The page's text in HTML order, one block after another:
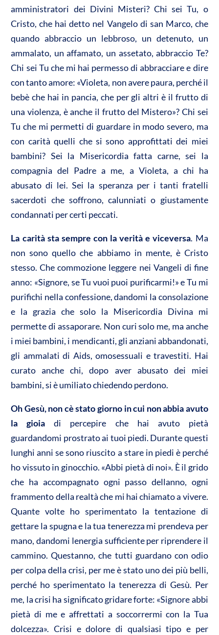
amministratori dei Divini Misteri? Chi sei Tu, o
Cristo, che hai detto nel Vangelo di san Marco, che
quando abbraccio un lebbroso, un detenuto, un
ammalato, un affamato, un assetato, abbraccio Te?
Chi sei Tu che mi hai permesso di abbracciare e dire
con tanto amore: «Violeta, non avere paura, perché il
bebè che hai in pancia, che per gli altri è il frutto di
una violenza, è anche il frutto del Mistero»? Chi sei
Tu che mi permetti di guardare in modo severo, ma
con carità quelli che si sono approfittati dei miei
bambini? Sei la Misericordia fatta carne, sei la
compagnia del Padre a me, a Violeta, a chi ha
abusato di lei. Sei la speranza per i tanti fratelli
sacerdoti che soffrono, calunniati o giustamente
condannati per certi peccati.
La carità sta sempre con la verità e viceversa. Ma
non sono quello che abbiamo in mente, è Cristo
stesso. Che commozione leggere nei Vangeli di fine
anno: «Signore, se Tu vuoi puoi purificarmi!» e Tu mi
purifichi nella confessione, dandomi la consolazione
e la grazia che solo la Misericordia Divina mi
permette di assaporare. Non curi solo me, ma anche
i miei bambini, i mendicanti, gli anziani abbandonati,
gli ammalati di Aids, omosessuali e travestiti. Hai
curato anche chi, dopo aver abusato dei miei
bambini, si è umiliato chiedendo perdono.
Oh Gesù, non cè stato giorno in cui non abbia avuto
la gioia di percepire che hai avuto pietà
guardandomi prostrato ai tuoi piedi. Durante questi
lunghi anni se sono riuscito a stare in piedi è perché
ho vissuto in ginocchio. «Abbi pietà di noi». È il grido
che ha accompagnato ogni passo dellanno, ogni
frammento della realtà che mi hai chiamato a vivere.
Quante volte ho sperimentato la tentazione di
gettare la spugna e la tua tenerezza mi prendeva per
mano, dandomi lenergia sufficiente per riprendere il
cammino. Questanno, che tutti guardano con odio
per colpa della crisi, per me è stato uno dei più belli,
perché ho sperimentato la tenerezza di Gesù. Per
me, la crisi ha significato gridare forte: «Signore abbi
pietà di me e affrettati a soccorrermi con la Tua
dolcezza». Crisi e dolore di qualsiasi tipo e per